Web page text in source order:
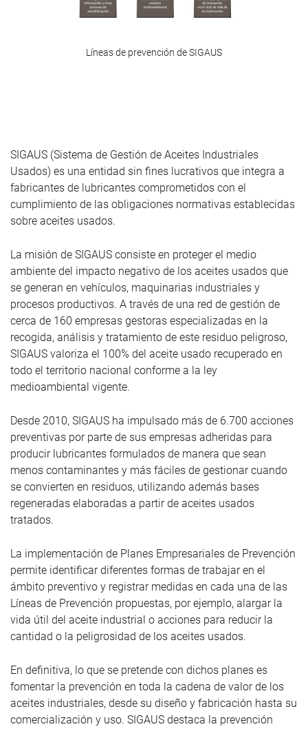
Líneas de prevención de SIGAUS
SIGAUS (Sistema de Gestión de Aceites Industriales
Usados) es una entidad sin fines lucrativos que integra a
fabricantes de lubricantes comprometidos con el
cumplimiento de las obligaciones normativas establecidas
sobre aceites usados.
La misión de SIGAUS consiste en proteger el medio
ambiente del impacto negativo de los aceites usados que
se generan en vehículos, maquinarias industriales y
procesos productivos. A través de una red de gestión de
cerca de 160 empresas gestoras especializadas en la
recogida, análisis y tratamiento de este residuo peligroso,
SIGAUS valoriza el 100% del aceite usado recuperado en
todo el territorio nacional conforme a la ley
medioambiental vigente.
Desde 2010, SIGAUS ha impulsado más de 6.700 acciones
preventivas por parte de sus empresas adheridas para
producir lubricantes formulados de manera que sean
menos contaminantes y más fáciles de gestionar cuando
se convierten en residuos, utilizando además bases
regeneradas elaboradas a partir de aceites usados
tratados.
La implementación de Planes Empresariales de Prevención
permite identificar diferentes formas de trabajar en el
ámbito preventivo y registrar medidas en cada una de las
Líneas de Prevención propuestas, por ejemplo, alargar la
vida útil del aceite industrial o acciones para reducir la
cantidad o la peligrosidad de los aceites usados.
En definitiva, lo que se pretende con dichos planes es
fomentar la prevención en toda la cadena de valor de los
aceites industriales, desde su diseño y fabricación hasta su
comercialización y uso. SIGAUS destaca la prevención